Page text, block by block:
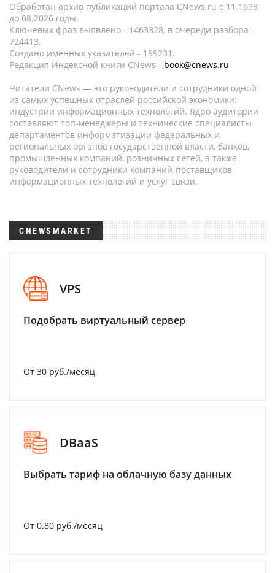
Обработан архив публикаций портала CNews.ru c 11.1998
до 08.2026 годы.
Ключевых фраз выявлено - 1463328, в очереди разбора -
724413.
Создано именных указателей - 199231.
Редакция Индексной книги CNews - book@cnews.ru
Читатели CNews — это руководители и сотрудники одной
из самых успешных отраслей российской экономики:
индустрии информационных технологий. Ядро аудитории
составляют топ-менеджеры и технические специалисты
департаментов информатизации федеральных и
региональных органов государственной власти, банков,
промышленных компаний, розничных сетей, а также
руководители и сотрудники компаний-поставщиков
информационных технологий и услуг связи.
CNEWSMARKET
VPS
Подобрать виртуальный сервер
От 30 руб./месяц
DBaaS
Выбрать тариф на облачную базу данных
От 0.80 руб./месяц